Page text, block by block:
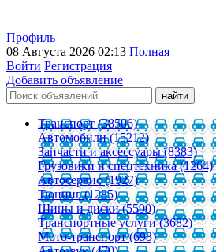
Профиль
08 Августа 2026 02:13 Полная
Войти Регистрация
Добавить объявление
Транспорт (38506)
Автомобили (15212)
Запчасти и аксессуары (8383)
Грузовики и спецтехника (1264)
Автосервис (1927)
Тюнинг (1285)
Шины и диски (5590)
Транспортные услуги (3682)
Мото-транспорт (693)